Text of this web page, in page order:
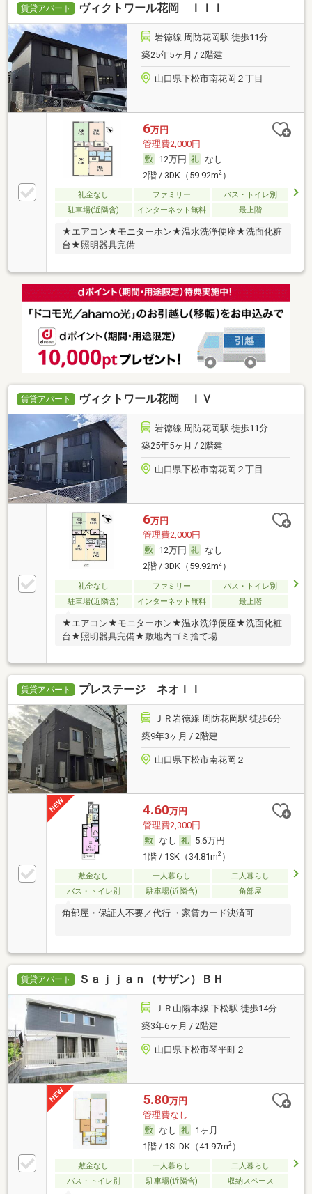
賃貸アパート ヴィクトワール花岡 ＩＩＩ
岩徳線 周防花岡駅 徒歩11分
築25年5ヶ月 / 2階建
山口県下松市南花岡２丁目
6万円
管理費2,000円
12万円
なし
2階 / 3DK（59.92m2）
礼金なし ファミリー
バス・トイレ別
駐車場(近隣含)
インターネット無料 最上階
★エアコン★モニターホン★温水洗浄便座★洗面化粧
台★照明器具完備
賃貸アパート ヴィクトワール花岡 ＩＶ
岩徳線 周防花岡駅 徒歩11分
築25年5ヶ月 / 2階建
山口県下松市南花岡２丁目
6万円
管理費2,000円
12万円
なし
2階 / 3DK（59.92m2）
礼金なし ファミリー
バス・トイレ別
駐車場(近隣含)
インターネット無料 最上階
★エアコン★モニターホン★温水洗浄便座★洗面化粧
台★照明器具完備★敷地内ゴミ捨て場
賃貸アパート プレステージ ネオＩＩ
ＪＲ岩徳線 周防花岡駅 徒歩6分
築9年3ヶ月 / 2階建
山口県下松市南花岡２
4.60万円
管理費2,300円
なし
5.6万円
1階 / 1SK（34.81m2）
敷金なし 一人暮らし
二人暮らし
バス・トイレ別
駐車場(近隣含) 角部屋
角部屋・保証人不要／代行 ・家賃カード決済可
賃貸アパート Ｓａｊｊａｎ（サザン）ＢＨ
ＪＲ山陽本線 下松駅 徒歩14分
築3年6ヶ月 / 2階建
山口県下松市琴平町２
5.80万円
管理費なし
なし
1ヶ月
1階 / 1SLDK（41.97m2）
敷金なし 一人暮らし
二人暮らし
バス・トイレ別
駐車場(近隣含) 収納スペース